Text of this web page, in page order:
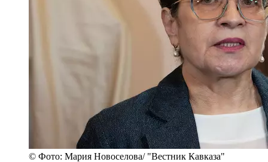
© Фото: Мария Новоселова/ "Вестник Кавказа"